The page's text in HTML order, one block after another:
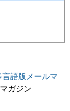
語版メールマ
ガジン